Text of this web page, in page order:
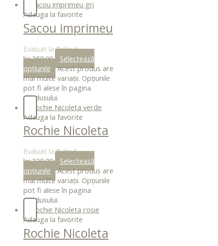
Adauga la favorite
Sacou imprimeu
gri
Evaluat la0din 5
lei350.00
Selectează
opțiunile
Acest produs are
mai multe variații. Opțiunile
pot fi alese în pagina
produsului.
Adauga la favorite
Rochie Nicoleta
verde
Evaluat la0din 5
lei320.00
Selectează
opțiunile
Acest produs are
mai multe variații. Opțiunile
pot fi alese în pagina
produsului.
Adauga la favorite
Rochie Nicoleta